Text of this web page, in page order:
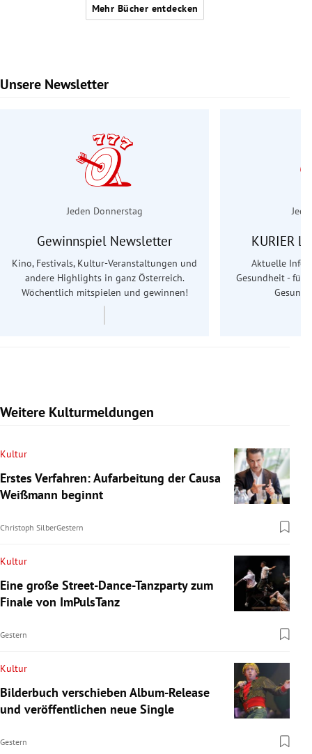
Mehr Bücher entdecken
Unsere Newsletter
Slide 1 von 6
Jeden Donnerstag
Gewinnspiel Newsletter
Kino, Festivals, Kultur-Veranstaltungen und
andere Highlights in ganz Österreich.
Wöchentlich mitspielen und gewinnen!
KURIER
Aktuelle
Gesundheit - für
Weitere Kulturmeldungen
Kultur
Erstes Verfahren: Aufarbeitung der Causa
Weißmann beginnt
Christoph SilberGestern
Kultur
Eine große Street-Dance-Tanzparty zum
Finale von ImPulsTanz
Gestern
Kultur
Bilderbuch verschieben Album-Release
und veröffentlichen neue Single
Gestern